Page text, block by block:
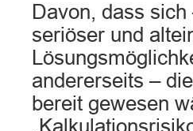
Davon, dass
seriöser und
andererseits –
bereit gewesen